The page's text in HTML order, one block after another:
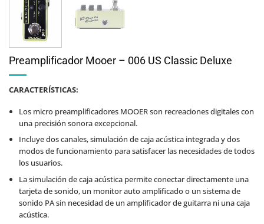
Preamplificador Mooer – 006 US Classic Deluxe
CARACTERÍSTICAS:
Los micro preamplificadores MOOER son recreaciones digitales con
una precisión sonora excepcional.
Incluye dos canales, simulación de caja acústica integrada y dos
modos de funcionamiento para satisfacer las necesidades de todos
los usuarios.
La simulación de caja acústica permite conectar directamente una
tarjeta de sonido, un monitor auto amplificado o un sistema de
sonido PA sin necesidad de un amplificador de guitarra ni una caja
acústica.